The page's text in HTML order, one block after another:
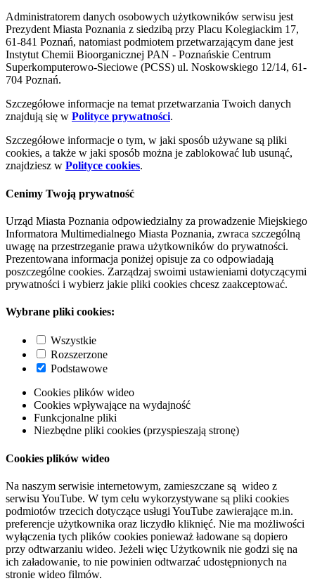
Administratorem danych osobowych użytkowników serwisu jest
Prezydent Miasta Poznania z siedzibą przy Placu Kolegiackim 17,
61-841 Poznań, natomiast podmiotem przetwarzającym dane jest
Instytut Chemii Bioorganicznej PAN - Poznańskie Centrum
Superkomputerowo-Sieciowe (PCSS) ul. Noskowskiego 12/14, 61-
704 Poznań.
Szczegółowe informacje na temat przetwarzania Twoich danych
znajdują się w Polityce prywatności.
Szczegółowe informacje o tym, w jaki sposób używane są pliki
cookies, a także w jaki sposób można je zablokować lub usunąć,
znajdziesz w Polityce cookies.
Cenimy Twoją prywatność
Urząd Miasta Poznania odpowiedzialny za prowadzenie Miejskiego
Informatora Multimedialnego Miasta Poznania, zwraca szczególną
uwagę na przestrzeganie prawa użytkowników do prywatności.
Prezentowana informacja poniżej opisuje za co odpowiadają
poszczególne cookies. Zarządzaj swoimi ustawieniami dotyczącymi
prywatności i wybierz jakie pliki cookies chcesz zaakceptować.
Wybrane pliki cookies:
Wszystkie
Rozszerzone
Podstawowe
Cookies plików wideo
Cookies wpływające na wydajność
Funkcjonalne pliki
Niezbędne pliki cookies (przyspieszają stronę)
Cookies plików wideo
Na naszym serwisie internetowym, zamieszczane są wideo z
serwisu YouTube. W tym celu wykorzystywane są pliki cookies
podmiotów trzecich dotyczące usługi YouTube zawierające m.in.
preferencje użytkownika oraz liczydło kliknięć. Nie ma możliwości
wyłączenia tych plików cookies ponieważ ładowane są dopiero
przy odtwarzaniu wideo. Jeżeli więc Użytkownik nie godzi się na
ich załadowanie, to nie powinien odtwarzać udostępnionych na
stronie wideo filmów.